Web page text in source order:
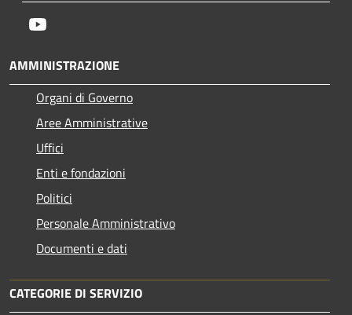
AMMINISTRAZIONE
Organi di Governo
Aree Amministrative
Uffici
Enti e fondazioni
Politici
Personale Amministrativo
Documenti e dati
CATEGORIE DI SERVIZIO